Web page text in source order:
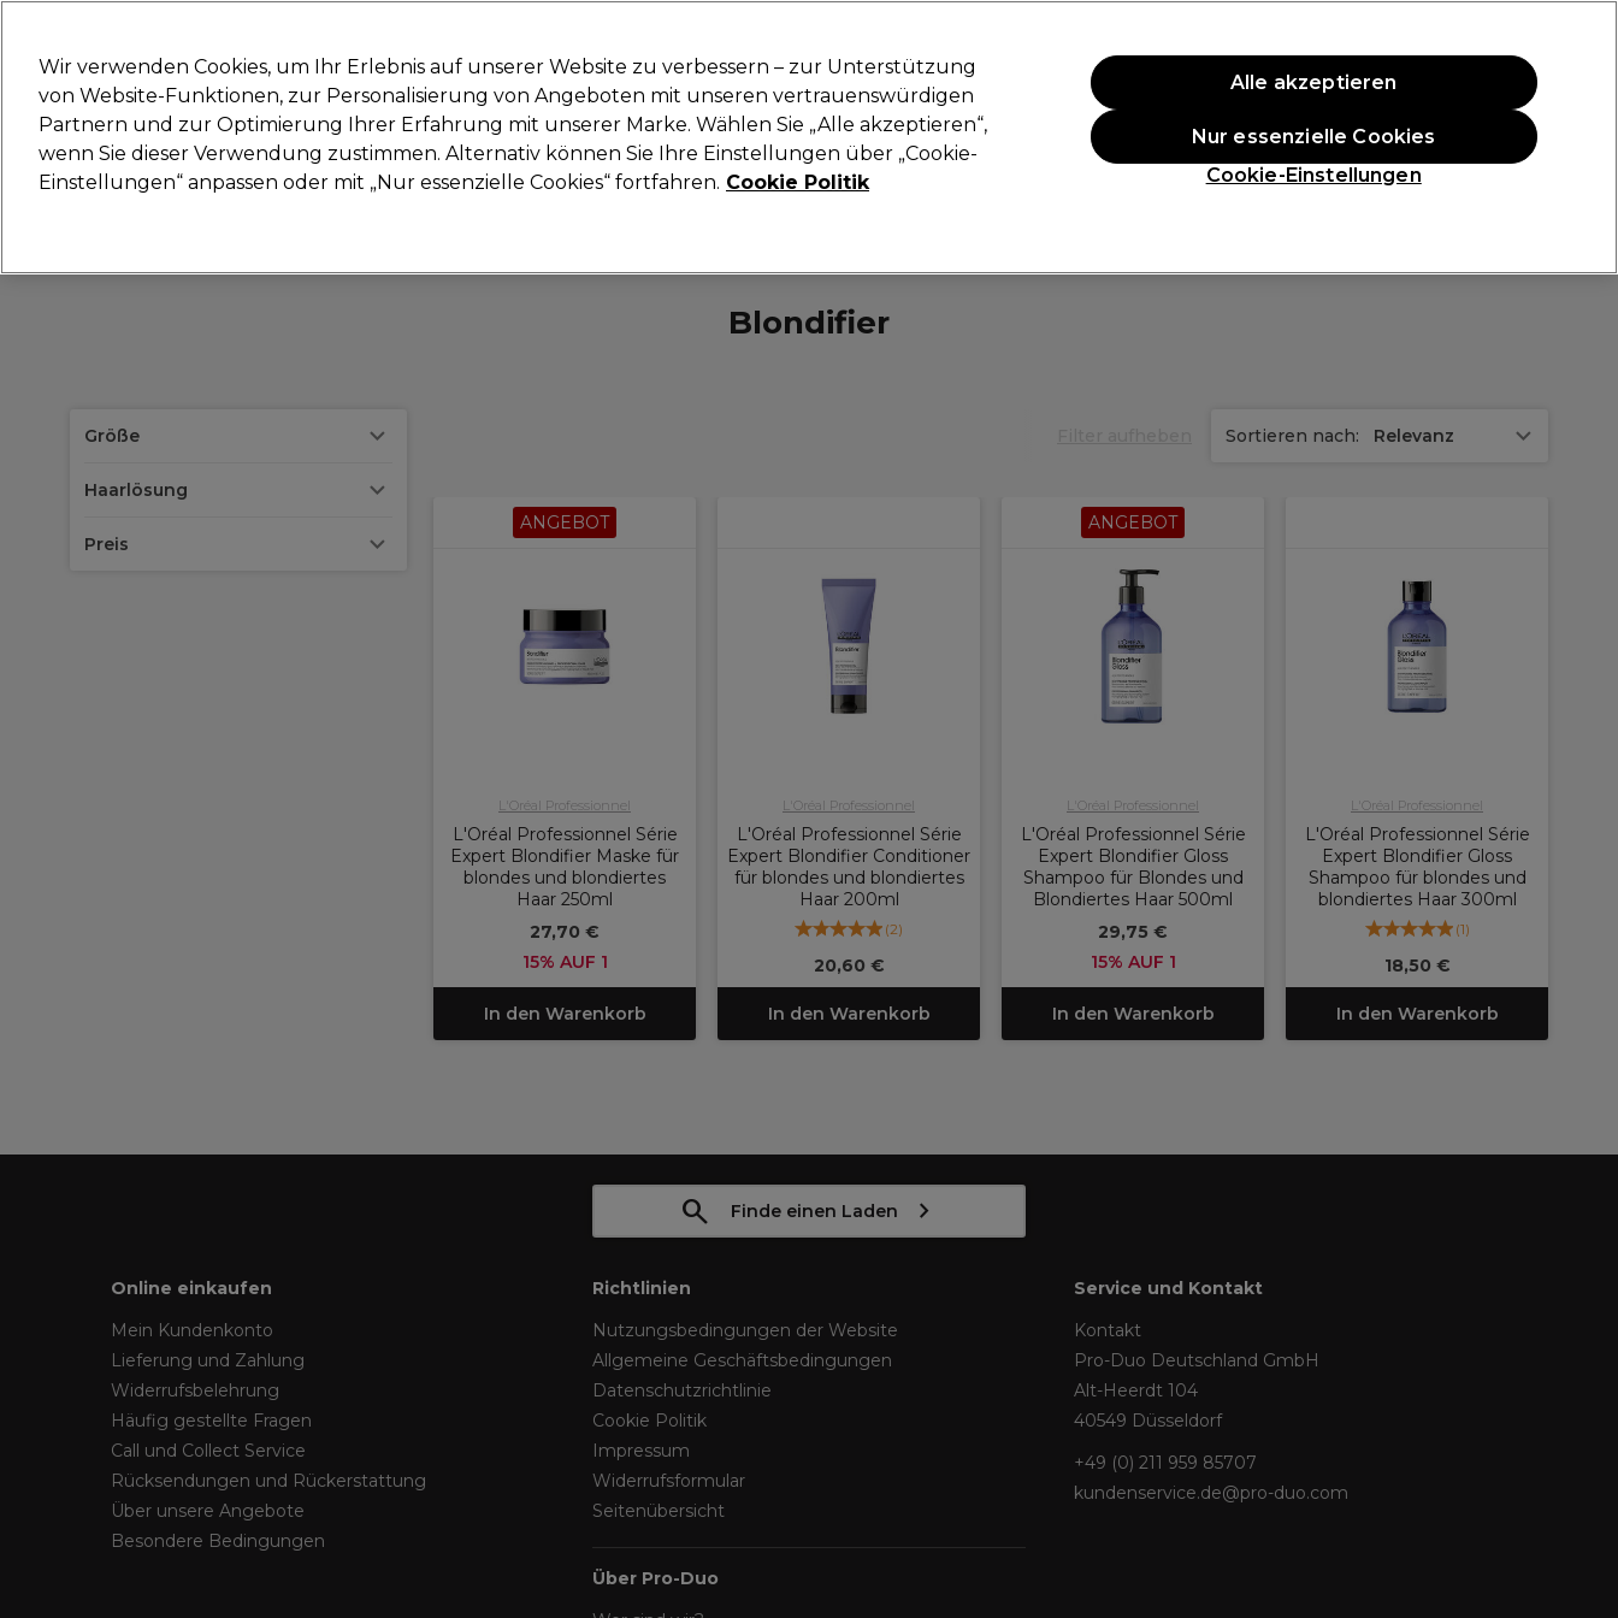
Anmelden
Marken Deals Haare Elektrogeräte Saloneinrichtung Kosmetik Herrenfriseur Inspiration Neue Produkte Die Professional Preise Vegane Produkte
Lieferung und Lieferzeiten
Gratis Lieferung ab 40 €
Blondifier
Größe
Haarlösung
Preis
Sortieren nach: Relevanz
ANGEBOT
L'Oréal Professionnel
L'Oréal Professionnel Série
Expert Blondifier Maske für
blondes und blondiertes
Haar 250ml
27,70 €
15% AUF 1
In den Warenkorb
L'Oréal Professionnel
L'Oréal Professionnel Série
Expert Blondifier Conditioner
für blondes und blondiertes
Haar 200ml
(2)
20,60 €
In den Warenkorb
ANGEBOT
L'Oréal Professionnel
L'Oréal Professionnel Série
Expert Blondifier Gloss
Shampoo für Blondes und
Blondiertes Haar 500ml
29,75 €
15% AUF 1
In den Warenkorb
L'Oréal Professionnel
L'Oréal Professionnel Série
Expert Blondifier Gloss
Shampoo für blondes und
blondiertes Haar 300ml
(1)
18,50 €
In den Warenkorb
Finde einen Laden
Online einkaufen
Mein Kundenkonto
Lieferung und Zahlung
Widerrufsbelehrung
Häufig gestellte Fragen
Call und Collect Service
Rücksendungen und Rückerstattung
Über unsere Angebote
Besondere Bedingungen
Richtlinien
Nutzungsbedingungen der Website
Allgemeine Geschäftsbedingungen
Datenschutzrichtlinie
Cookie Politik
Impressum
Widerrufsformular
Seitenübersicht
Über Pro-Duo
Service und Kontakt
Kontakt
Pro-Duo Deutschland GmbH
Alt-Heerdt 104
40549 Düsseldorf
+49 (0) 211 959 85707
kundenservice.de@pro-duo.com
Wir verwenden Cookies, um Ihr Erlebnis auf unserer Website zu verbessern – zur Unterstützung
von Website-Funktionen, zur Personalisierung von Angeboten mit unseren vertrauenswürdigen
Partnern und zur Optimierung Ihrer Erfahrung mit unserer Marke. Wählen Sie „Alle akzeptieren“,
wenn Sie dieser Verwendung zustimmen. Alternativ können Sie Ihre Einstellungen über „Cookie-
Einstellungen“ anpassen oder mit „Nur essenzielle Cookies“ fortfahren. Cookie Politik Cookie-Einstellungen
Nur essenzielle Cookies
Alle akzeptieren